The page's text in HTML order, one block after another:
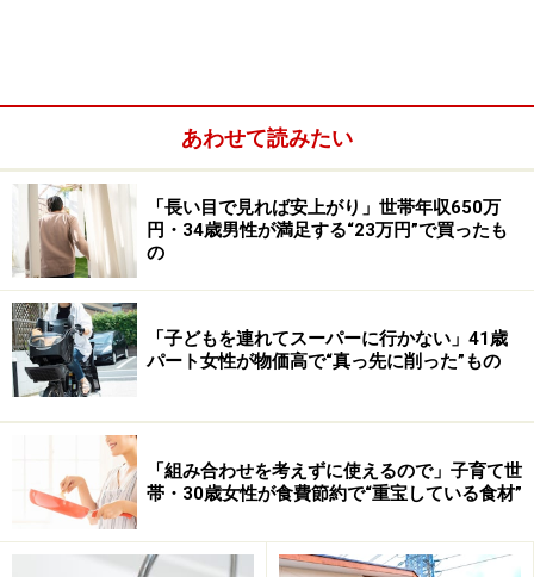
スト効率も悪いのが実情です。この傾向は、最近の“値上
げ”とも無関係ではありません。
あわせて読みたい
「長い目で見れば安上がり」世帯年収650万
円・34歳男性が満足する“23万円”で買ったも
の
「子どもを連れてスーパーに行かない」41歳
パート女性が物価高で“真っ先に削った”もの
「組み合わせを考えずに使えるので」子育て世
帯・30歳女性が食費節約で“重宝している食材”